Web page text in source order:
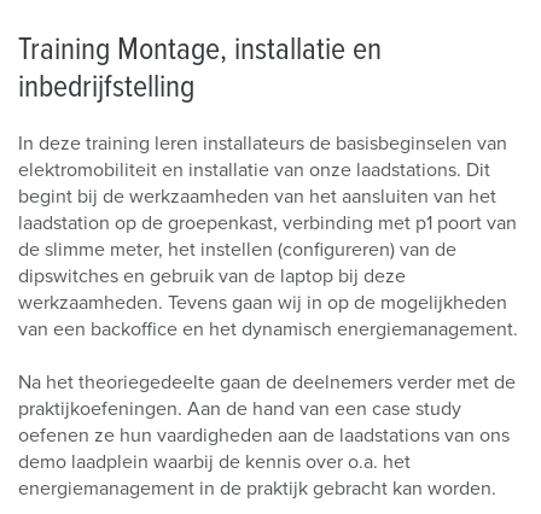
Training Montage, installatie en
inbedrijfstelling
In deze training leren installateurs de basisbeginselen van
elektromobiliteit en installatie van onze laadstations. Dit
begint bij de werkzaamheden van het aansluiten van het
laadstation op de groepenkast, verbinding met p1 poort van
de slimme meter, het instellen (configureren) van de
dipswitches en gebruik van de laptop bij deze
werkzaamheden. Tevens gaan wij in op de mogelijkheden
van een backoffice en het dynamisch energiemanagement.
Na het theoriegedeelte gaan de deelnemers verder met de
praktijkoefeningen. Aan de hand van een case study
oefenen ze hun vaardigheden aan de laadstations van ons
demo laadplein waarbij de kennis over o.a. het
energiemanagement in de praktijk gebracht kan worden.